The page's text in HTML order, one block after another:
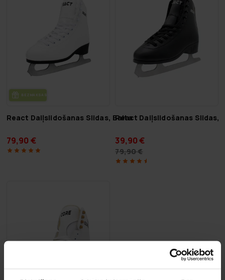
BEZ­MAK­SAS PIE­GĀ­DE
React Daiļslidošanas Slidas, Balta
79,90 €
React Daiļslidošanas Slidas,
39,90 €
79,90 €